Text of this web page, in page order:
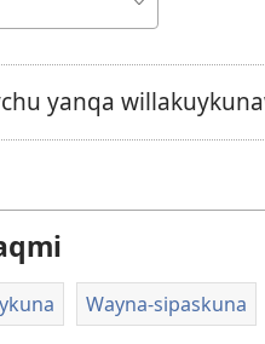
yanqa
Wayna-sipaskuna